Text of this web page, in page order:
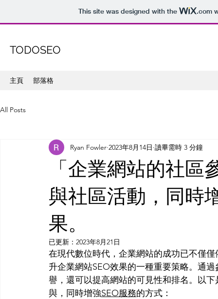
This site was designed with the .com
TODOSEO
主頁 部落格
All Posts
「企業網站的社區
與社區活動，同時
果。
Ryan Fowler 2023年8月14日 讀畢需時 3 分鐘
已更新： 2023年8月21日
在現代數位時代，企業網站的成功已不僅
升企業網站SEO效果的一種重要策略。通
譽，還可以提高網站的可見性和排名。以
與，同時增強SEO服務的方式：